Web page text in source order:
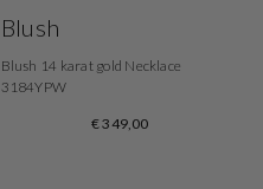
Blush
Blush 14 karat gold Necklace
3184YPW
€ 349,00